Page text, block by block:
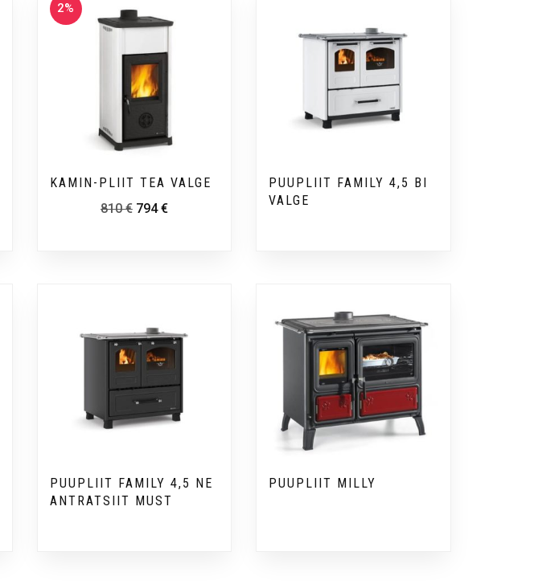
2%
KAMIN-PLIIT TEA VALGE
810€ 794€
PUUPLIIT FAMILY 4,5 BI
VALGE
PUUPLIIT FAMILY 4,5 NE
ANTRATSIIT MUST
PUUPLIIT MILLY